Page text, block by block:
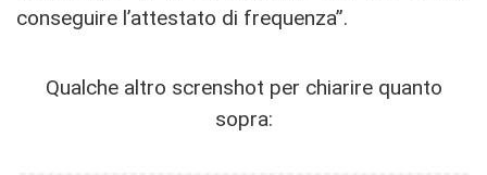
conseguire l’attestato di frequenza”.
Qualche altro screnshot per chiarire quanto
sopra: